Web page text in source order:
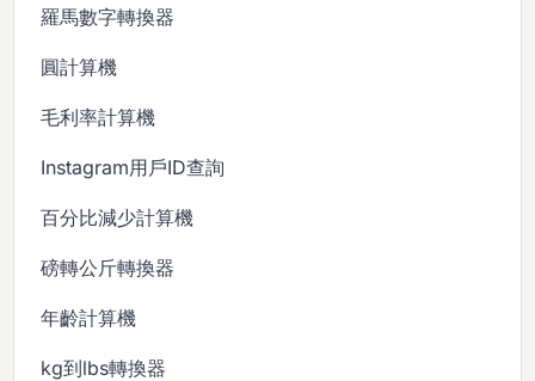
羅馬數字轉換器
圓計算機
毛利率計算機
Instagram用戶ID查詢
百分比減少計算機
磅轉公斤轉換器
年齡計算機
kg到lbs轉換器